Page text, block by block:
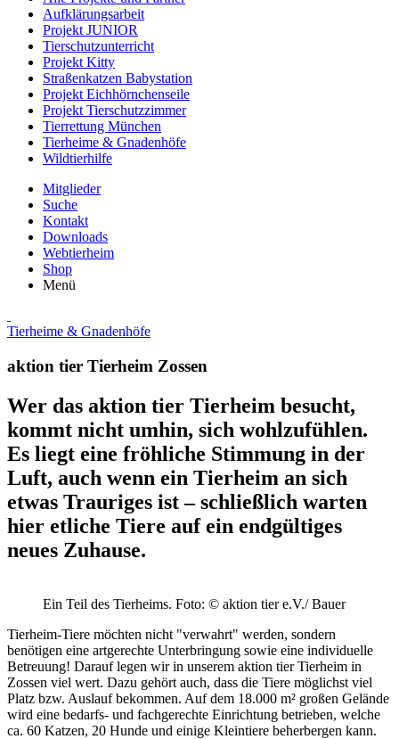
Aufklärungsarbeit
Projekt JUNIOR
Tierschutzunterricht
Projekt Kitty
Straßenkatzen Babystation
Projekt Eichhörnchenseile
Projekt Tierschutzzimmer
Tierrettung München
Tierheime & Gnadenhöfe
Wildtierhilfe
Mitglieder
Suche
Kontakt
Downloads
Webtierheim
Shop
Menü
Tierheime & Gnadenhöfe
aktion tier Tierheim Zossen
Wer das aktion tier Tierheim besucht,
kommt nicht umhin, sich wohlzufühlen.
Es liegt eine fröhliche Stimmung in der
Luft, auch wenn ein Tierheim an sich
etwas Trauriges ist – schließlich warten
hier etliche Tiere auf ein endgültiges
neues Zuhause.
Ein Teil des Tierheims. Foto: © aktion tier e.V./ Bauer
Tierheim-Tiere möchten nicht "verwahrt" werden, sondern
benötigen eine artgerechte Unterbringung sowie eine individuelle
Betreuung! Darauf legen wir in unserem aktion tier Tierheim in
Zossen viel wert. Dazu gehört auch, dass die Tiere möglichst viel
Platz bzw. Auslauf bekommen. Auf dem 18.000 m² großen Gelände
wird eine bedarfs- und fachgerechte Einrichtung betrieben, welche
ca. 60 Katzen, 20 Hunde und einige Kleintiere beherbergen kann.